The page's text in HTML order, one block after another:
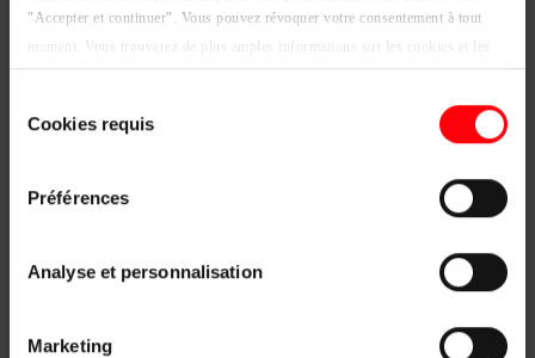
"Accepter et continuer". Vous pouvez révoquer votre consentement à tout
moment. Vous trouverez de plus amples informations sur les cookies et les
duCookies requis
Préférences
Analyse et personnalisation
Marketing
11 juin 2026
Normes
Marquage CE des fenêtres de toit :
obligations, certification et ce que ça
Devenu obligatoire dans le domaine des fenêtres de toit, le
marquage CE est une condition indispensable pour
Lire la suite…